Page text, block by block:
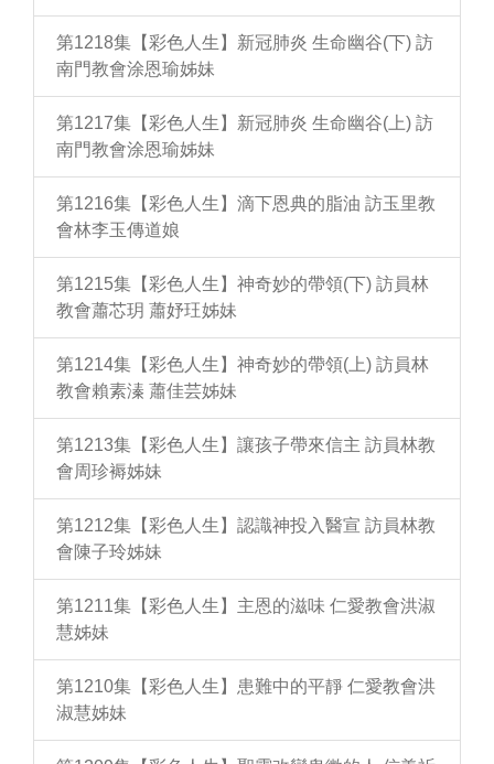
第1218集【彩色人生】新冠肺炎 生命幽谷(下) 訪
南門教會涂恩瑜姊妹
第1217集【彩色人生】新冠肺炎 生命幽谷(上) 訪
南門教會涂恩瑜姊妹
第1216集【彩色人生】滴下恩典的脂油 訪玉里教
會林李玉傳道娘
第1215集【彩色人生】神奇妙的帶領(下) 訪員林
教會蕭芯玥 蕭妤玨姊妹
第1214集【彩色人生】神奇妙的帶領(上) 訪員林
教會賴素溱 蕭佳芸姊妹
第1213集【彩色人生】讓孩子帶來信主 訪員林教
會周珍褥姊妹
第1212集【彩色人生】認識神投入醫宣 訪員林教
會陳子玲姊妹
第1211集【彩色人生】主恩的滋味 仁愛教會洪淑
慧姊妹
第1210集【彩色人生】患難中的平靜 仁愛教會洪
淑慧姊妹